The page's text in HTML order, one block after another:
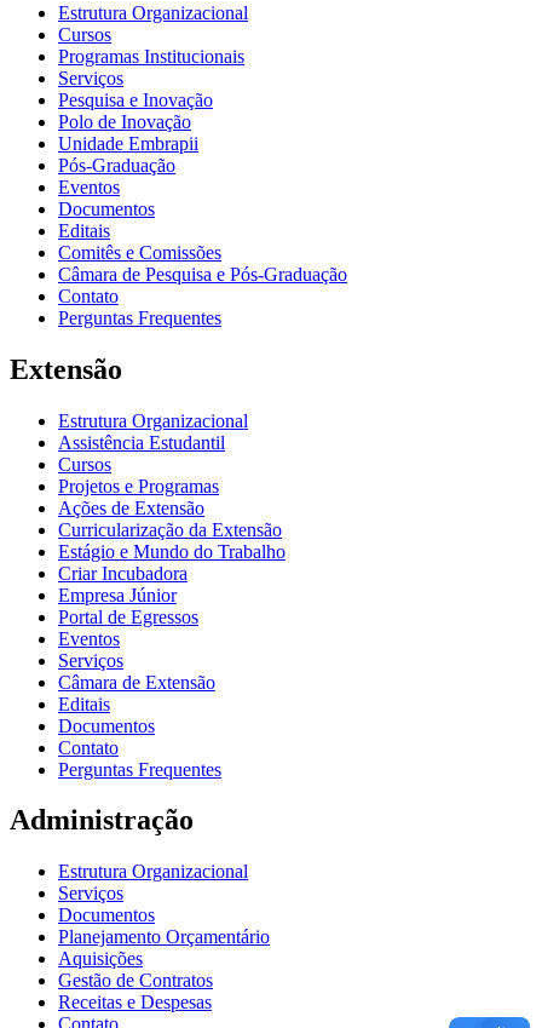
Estrutura Organizacional
Cursos
Programas Institucionais
Serviços
Pesquisa e Inovação
Polo de Inovação
Unidade Embrapii
Pós-Graduação
Eventos
Documentos
Editais
Comitês e Comissões
Câmara de Pesquisa e Pós-Graduação
Contato
Perguntas Frequentes
Extensão
Estrutura Organizacional
Assistência Estudantil
Cursos
Projetos e Programas
Ações de Extensão
Curricularização da Extensão
Estágio e Mundo do Trabalho
Criar Incubadora
Empresa Júnior
Portal de Egressos
Eventos
Serviços
Câmara de Extensão
Editais
Documentos
Contato
Perguntas Frequentes
Administração
Estrutura Organizacional
Serviços
Documentos
Planejamento Orçamentário
Aquisições
Gestão de Contratos
Receitas e Despesas